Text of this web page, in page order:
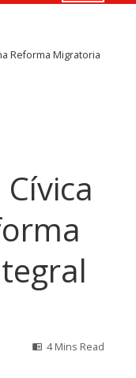
Reforma Migratoria
4 Mins Read